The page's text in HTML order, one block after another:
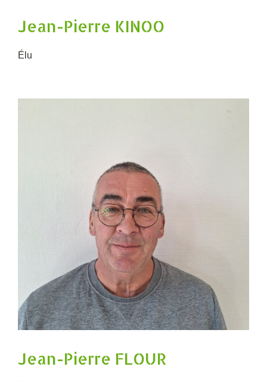
Jean-Pierre KINOO
Élu
Jean-Pierre FLOUR